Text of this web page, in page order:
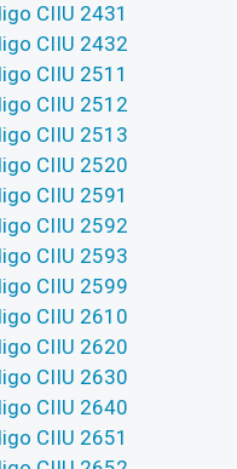
CIIU 2431
CIIU 2432
CIIU 2511
CIIU 2512
CIIU 2513
CIIU 2520
CIIU 2591
CIIU 2592
CIIU 2593
CIIU 2599
CIIU 2610
CIIU 2620
CIIU 2630
CIIU 2640
CIIU 2651